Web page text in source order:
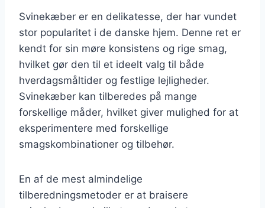
Svinekæber er en delikatesse, der har vundet
stor popularitet i de danske hjem. Denne ret er
kendt for sin møre konsistens og rige smag,
hvilket gør den til et ideelt valg til både
hverdagsmåltider og festlige lejligheder.
Svinekæber kan tilberedes på mange
forskellige måder, hvilket giver mulighed for at
eksperimentere med forskellige
smagskombinationer og tilbehør.
En af de mest almindelige
tilberedningsmetoder er at braisere